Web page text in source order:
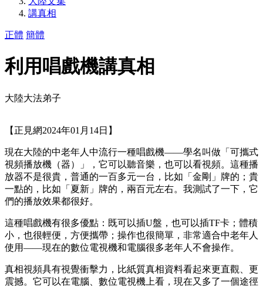
講真相
正體 簡體
利用唱戲機講真相
大陸大法弟子
【正見網2024年01月14日】
現在大陸的中老年人中流行一種唱戲機——學名叫做「可攜式
視頻播放機（器）」，它可以聽音樂，也可以看視頻。這種播
放器不是很貴，普通的一百多元一台，比如「金剛」牌的；貴
一點的，比如「夏新」牌的，兩百元左右。我測試了一下，它
們的播放效果都很好。
這種唱戲機有很多優點：既可以插U盤，也可以插TF卡；體積
小，也很輕便，方便攜帶；操作也很簡單，非常適合中老年人
使用——現在的數位電視機和電腦很多老年人不會操作。
真相視頻具有視覺衝擊力，比紙質真相資料看起來更直觀、更
震撼。它可以在電腦、數位電視機上看，現在又多了一個途徑